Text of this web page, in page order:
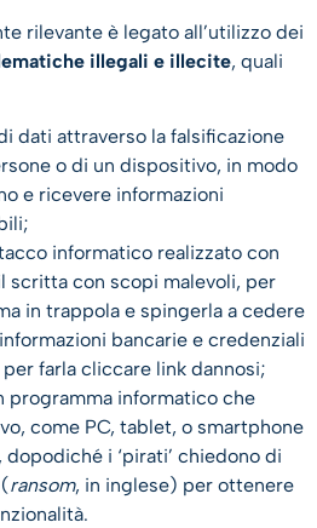
rilevante è legato all’utilizzo dei
illegali e illecite, quali
dati attraverso la falsificazione
o di un dispositivo, in modo
e ricevere informazioni
informatico realizzato con
scritta con scopi malevoli, per
in trappola e spingerla a cedere
bancarie e credenziali
farla cliccare link dannosi;
programma informatico che
come PC, tablet, o smartphone
dopodiché i ‘pirati’ chiedono di
ransom, in inglese) per ottenere